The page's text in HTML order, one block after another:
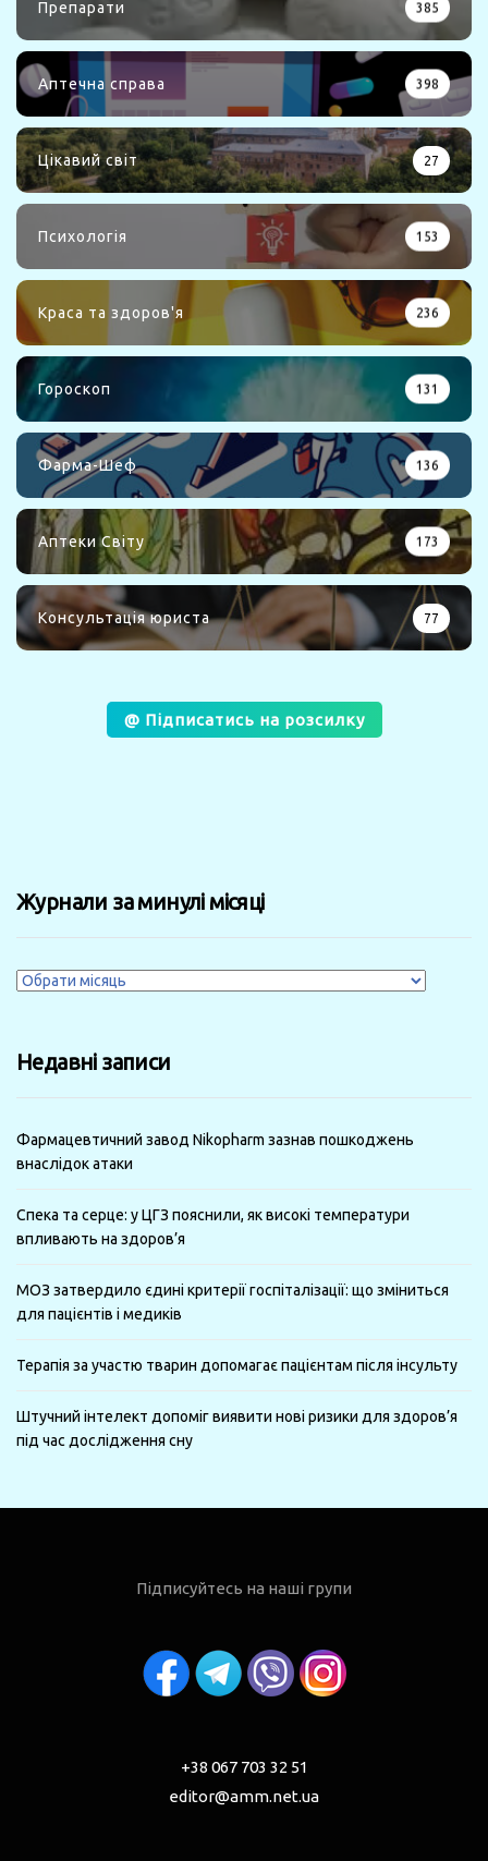
Препарати 385
Аптечна справа 398
Цікавий світ 27
Психологія 153
Краса та здоров'я 236
Гороскоп 131
Фарма-Шеф 136
Аптеки Світу 173
Консультація юриста 77
@ Підписатись на розсилку
Журнали за минулі місяці
Журнали
місяці
Недавні записи
Фармацевтичний завод Nikopharm зазнав пошкоджень
внаслідок атаки
Спека та серце: у ЦГЗ пояснили, як високі температури
впливають на здоров’я
МОЗ затвердило єдині критерії госпіталізації: що зміниться
для пацієнтів і медиків
Терапія за участю тварин допомагає пацієнтам після інсульту
Штучний інтелект допоміг виявити нові ризики для здоров’я
під час дослідження сну
Підписуйтесь на наші групи
+38 067 703 32 51
editor@amm.net.ua